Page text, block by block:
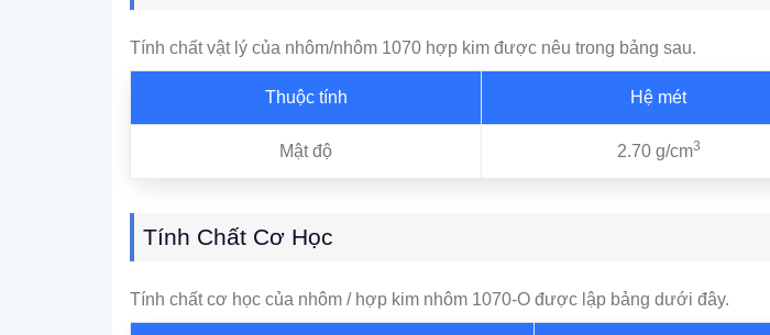
Tính chất vật lý của nhôm/nhôm 1070 hợp kim được nêu trong bảng sau.
Thuộc tính Hệ mét
Mật độ 2.70 g/cm3
Tính Chất Cơ Học
Tính chất cơ học của nhôm / hợp kim nhôm 1070-O được lập bảng dưới đây.